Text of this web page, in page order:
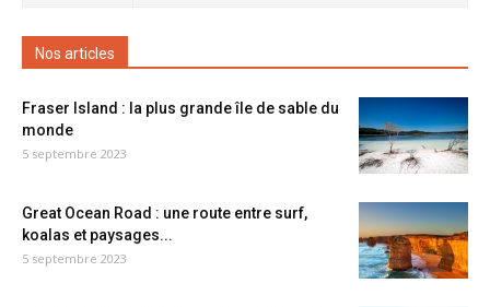
Nos articles
Fraser Island : la plus grande île de sable du
monde
5 septembre 2023
Great Ocean Road : une route entre surf,
koalas et paysages...
5 septembre 2023